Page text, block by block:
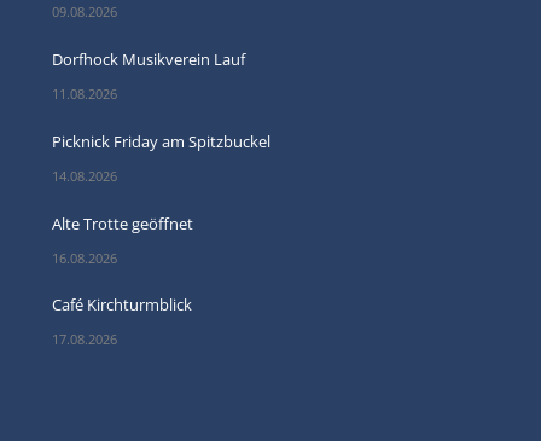
09.08.2026
Dorfhock Musikverein Lauf
11.08.2026
Picknick Friday am Spitzbuckel
14.08.2026
Alte Trotte geöffnet
16.08.2026
Café Kirchturmblick
17.08.2026